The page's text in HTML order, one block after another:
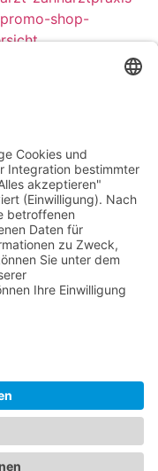
ab1,72 € /Stück
wählen
779 282
ausschliesslich an
Service
und Inhalte
entsperren